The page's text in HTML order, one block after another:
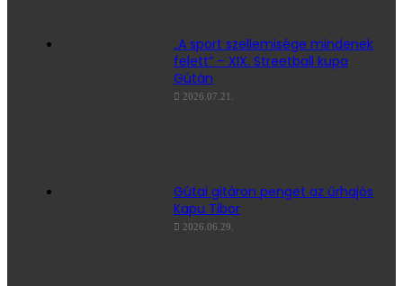
„A sport szellemisége mindenek
felett” – XIX. Streetball kupa
Gútán
2026.07.21.
Gútai gitáron penget az űrhajós
Kapu Tibor
2026.06.29.